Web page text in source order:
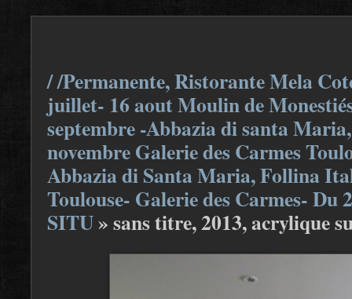
/ /Permanente, Ristorante Mela
juillet- 16 aout Moulin de
septembre -Abbazia di santa
novembre Galerie des Carmes
Abbazia di Santa Maria, Follina
Toulouse- Galerie des Carmes- Du
SITU»sans titre, 2013, acrylique